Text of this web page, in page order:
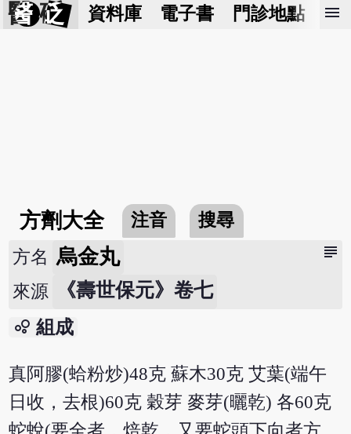
醫 砭 資料庫 電子書 門診地點 預
menu
方劑大全 注音 搜尋
subject
方名 烏金丸
來源 《壽世保元》卷七
bubble_chart 組成
真阿膠(蛤粉炒)48克 蘇木30克 艾葉(端午
日收，去根)60克 穀芽 麥芽(曬乾) 各60克